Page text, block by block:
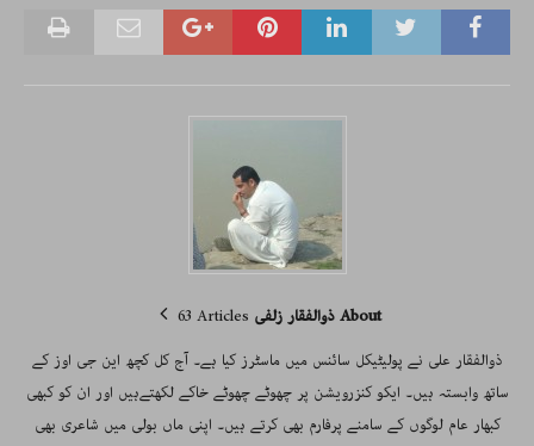
About ذوالفقار زلفی
63 Articles
ذوالفقار علی نے پولیٹیکل سائنس میں ماسٹرز کیا ہے۔ آج کل کچھ این جی اوز کے
ساتھ وابستہ ہیں۔ ایکو کنزرویشن پر چھوٹے چھوٹے خاکے لکھتےہیں اور ان کو کبھی
کبھار عام لوگوں کے سامنے پرفارم بھی کرتے ہیں۔ اپنی ماں بولی میں شاعری بھی